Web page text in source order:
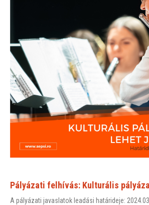
Pályázati felhívás: Kulturális
A pályázati javaslatok leadási határideje: